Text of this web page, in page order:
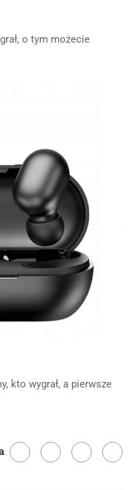
o tym możecie
kto wygrał, a pierwsze